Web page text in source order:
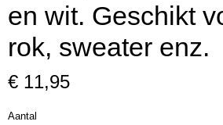
en wit. Geschikt
rok, sweater enz.
€ 11,95
Aantal